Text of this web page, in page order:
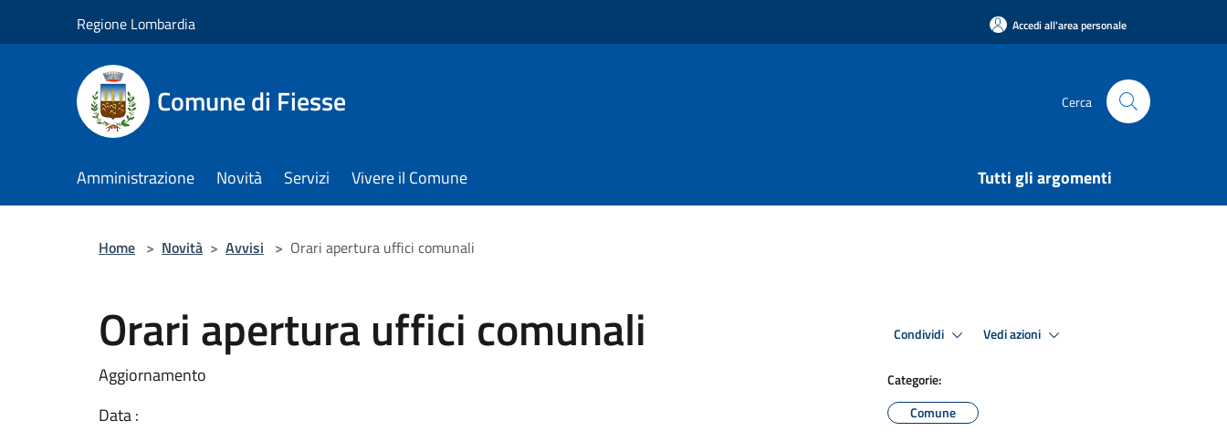
Regione Lombardia Accedi all'area personale
Comune di Fiesse Cerca
Amministrazione Novità Servizi Vivere il Comune Tutti gli argomenti
Home > Novità > Avvisi > Orari apertura uffici comunali
Orari apertura uffici comunali
Aggiornamento
Data :
Condividi Vedi azioni
Categorie:
Comune